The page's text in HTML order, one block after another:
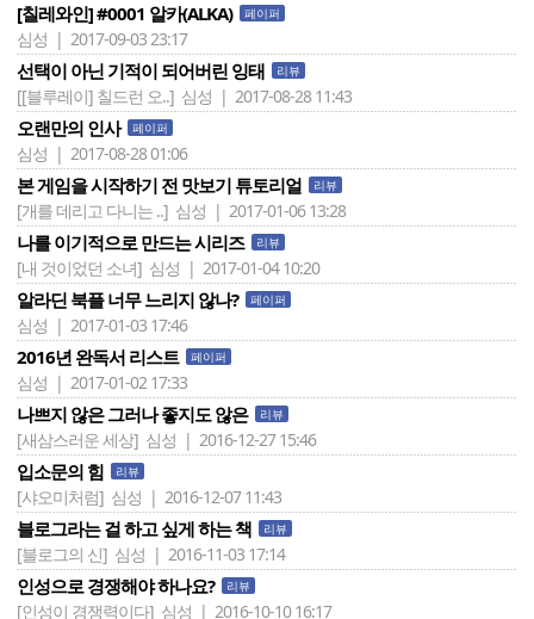
[칠레와인] #0001 알카(ALKA) 페이퍼
심성 | 2017-09-03 23:17
선택이 아닌 기적이 되어버린 잉태 리뷰
[[블루레이] 칠드런 오..] 심성 | 2017-08-28 11:43
오랜만의 인사 페이퍼
심성 | 2017-08-28 01:06
본 게임을 시작하기 전 맛보기 튜토리얼 리뷰
[개를 데리고 다니는 ..] 심성 | 2017-01-06 13:28
나를 이기적으로 만드는 시리즈 리뷰
[내 것이었던 소녀] 심성 | 2017-01-04 10:20
알라딘 북플 너무 느리지 않나? 페이퍼
심성 | 2017-01-03 17:46
2016년 완독서 리스트 페이퍼
심성 | 2017-01-02 17:33
나쁘지 않은 그러나 좋지도 않은 리뷰
[새삼스러운 세상] 심성 | 2016-12-27 15:46
입소문의 힘 리뷰
[샤오미처럼] 심성 | 2016-12-07 11:43
블로그라는 걸 하고 싶게 하는 책 리뷰
[블로그의 신] 심성 | 2016-11-03 17:14
인성으로 경쟁해야 하나요? 리뷰
[인성이 경쟁력이다] 심성 | 2016-10-10 16:17